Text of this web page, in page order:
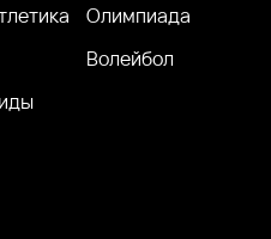
Олимпиада
Волейбол